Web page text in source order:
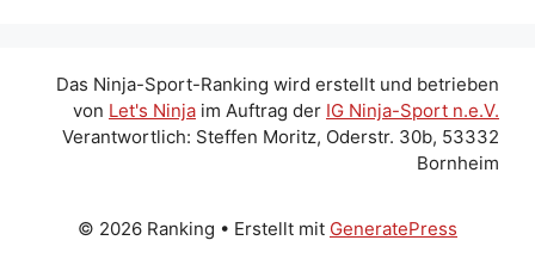
Das Ninja-Sport-Ranking wird erstellt und betrieben
von Let's Ninja im Auftrag der IG Ninja-Sport n.e.V.
Verantwortlich: Steffen Moritz, Oderstr. 30b, 53332
Bornheim
© 2026 Ranking • Erstellt mit GeneratePress